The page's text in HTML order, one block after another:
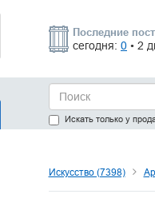
Последние
сегодня: 0 • 2
Искать только у
Искусство (7398)